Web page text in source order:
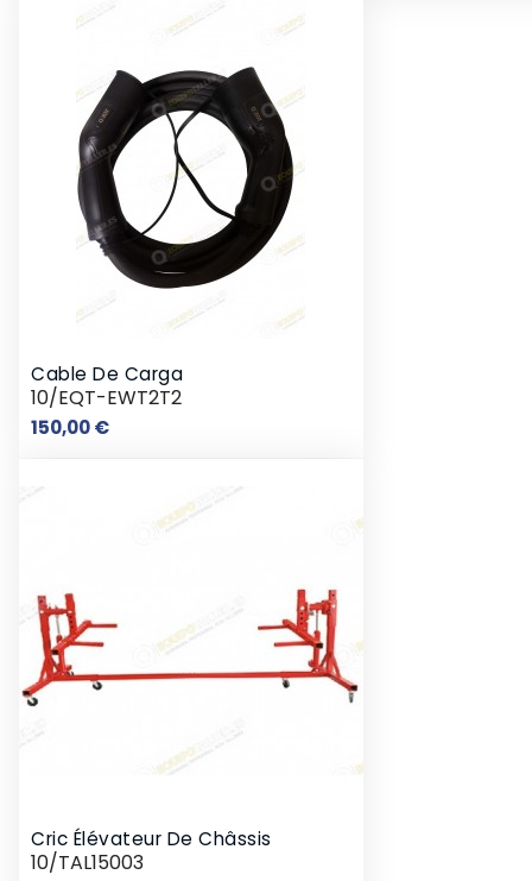
Cable De Carga
10/EQT-EWT2T2
150,00 €Prix
Cric Élévateur De Châssis
10/TAL15003